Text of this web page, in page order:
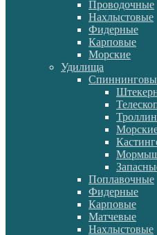
Проводочные
Нахлыстовые
Фидерные
Карповые
Морские
Удилища
Поплавочные
Фидерные
Карповые
Матчевые
Нахлыстовые